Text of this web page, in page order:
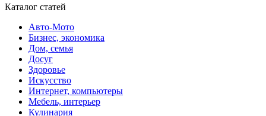
Каталог статей
Авто-Мото
Бизнес, экономика
Дом, семья
Досуг
Здоровье
Искусство
Интернет, компьютеры
Мебель, интерьер
Кулинария